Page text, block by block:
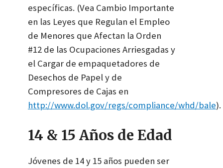
específicas. (Vea Cambio Importante
en las Leyes que Regulan el Empleo
de Menores que Afectan la Orden
#12 de las Ocupaciones Arriesgadas y
el Cargar de empaquetadores de
Desechos de Papel y de
Compresores de Cajas en
http://www.dol.gov/regs/compliance/whd/bale).
14 & 15 Años de Edad
Jóvenes de 14 y 15 años pueden ser